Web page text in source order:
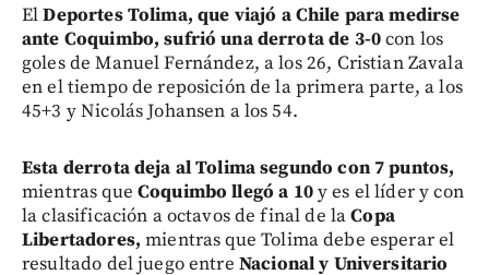
ElDeportes Tolima, que viajó a Chile para medirse
ante Coquimbo, sufrió una derrota de 3-0con los
goles de Manuel Fernández, a los 26, Cristian Zavala
en el tiempo de reposición de la primera parte, a los
45+3 y Nicolás Johansen a los 54.
Esta derrota deja al Tolima segundo con 7 puntos,
mientras que Coquimbo llegó a 10y es el líder y con
la clasificación a octavos de final de laCopa
Libertadores, mientras que Tolima debe esperar el
resultado del juego entre Nacional y Universitario